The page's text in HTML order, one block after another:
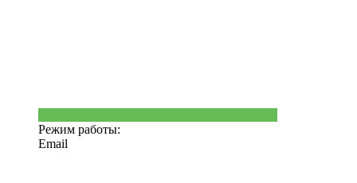
Режим работы:
Email